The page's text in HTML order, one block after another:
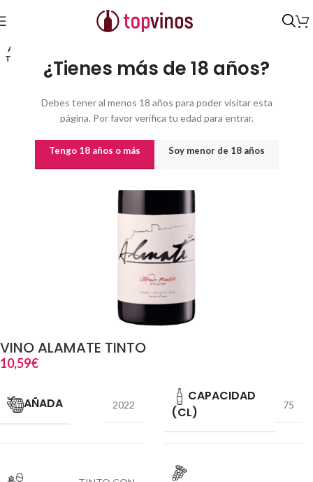
¿Tienes más de 18 años?
Debes tener al menos 18 años para poder visitar esta
página. Por favor verifica tu edad para entrar.
Tengo 18 años o más Soy menor de 18 años
Inicio Vinos por origen
AGO
TADO
VINO ALAMATE TINTO
10,59€
AÑADA 2022
CAPACIDAD
(CL)
75